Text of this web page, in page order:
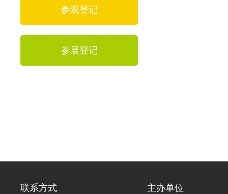
参观登记
参展登记
联系方式 主办单位